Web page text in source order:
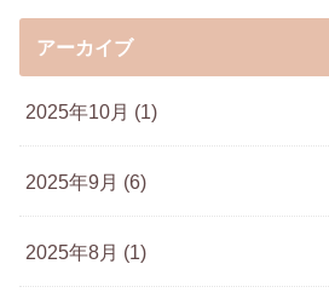
アーカイブ
2025年10月 (1)
2025年9月 (6)
2025年8月 (1)